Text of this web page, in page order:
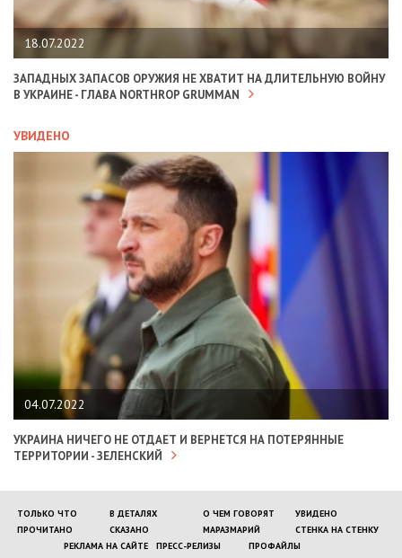
18.07.2022
ЗАПАДНЫХ ЗАПАСОВ ОРУЖИЯ НЕ ХВАТИТ НА ДЛИТЕЛЬНУЮ ВОЙНУ
В УКРАИНЕ - ГЛАВА NORTHROP GRUMMAN
УВИДЕНО
04.07.2022
УКРАИНА НИЧЕГО НЕ ОТДАЕТ И ВЕРНЕТСЯ НА ПОТЕРЯННЫЕ
ТЕРРИТОРИИ - ЗЕЛЕНСКИЙ
ТОЛЬКО ЧТО В ДЕТАЛЯХ О ЧЕМ ГОВОРЯТ
УВИДЕНО
ПРОЧИТАНО
СКАЗАНО МАРАЗМАРИЙ
СТЕНКА НА СТЕНКУ
РЕКЛАМА НА САЙТЕ
ПРЕСС-РЕЛИЗЫ ПРОФАЙЛЫ